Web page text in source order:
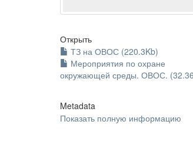
Открыть
ТЗ на ОВОС (220.3Kb)
Мероприятия по охране
окружающей среды. ОВОС.
Metadata
Показать полную информацию